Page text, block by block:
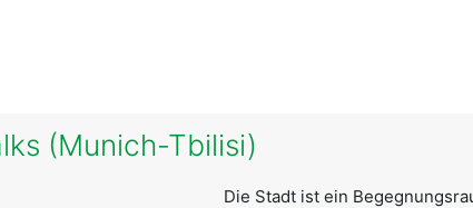
(Munich-Tbilisi)
Die Stadt ist ein